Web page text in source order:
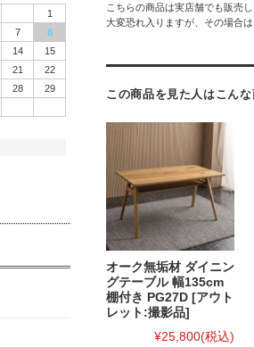
こちらの商品は実店舗でも販売
大変恐れ入りますが、その場合
この商品を見た人はこん
オーク無垢材 ダイニン
グテーブル 幅135cm
棚付き PG27D [アウト
レット:撮影品]
¥25,800(税込)
1
7
8
14
15
21
22
28
29